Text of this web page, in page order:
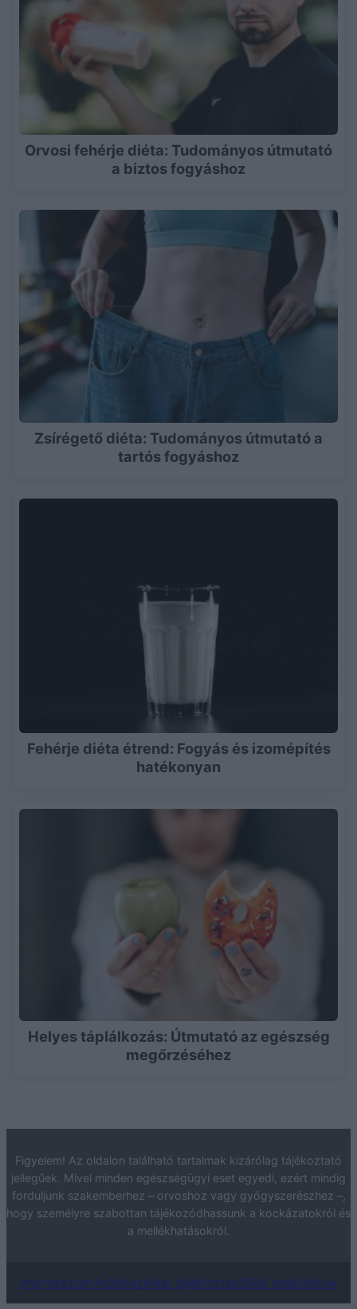
Orvosi fehérje diéta: Tudományos útmutató
a biztos fogyáshoz
Zsírégető diéta: Tudományos útmutató a
tartós fogyáshoz
Fehérje diéta étrend: Fogyás és izomépítés
hatékonyan
Helyes táplálkozás: Útmutató az egészség
megőrzéséhez
Figyelem! Az oldalon található tartalmak kizárólag tájékoztató
jellegűek. Mivel minden egészségügyi eset egyedi, ezért mindig
forduljunk szakemberhez – orvoshoz vagy gyógyszerészhez –,
hogy személyre szabottan tájékozódhassunk a kockázatokról és
a mellékhatásokról.
ImpresszumAdatkezelési tájékoztatóSüti beállítások